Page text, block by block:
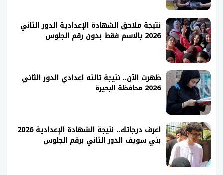
نتيجة ملاحق الشهادة الإعدادية الدور الثاني
2026 بالاسم فقط بدون رقم الجلوس
ظهرت الآن.. نتيجة تالته اعدادي الدور الثاني
2026 محافظة البحيرة
اعرف درجاتك.. نتيجة الشهادة الإعدادية 2026
بني سويف الدور الثاني برقم الجلوس